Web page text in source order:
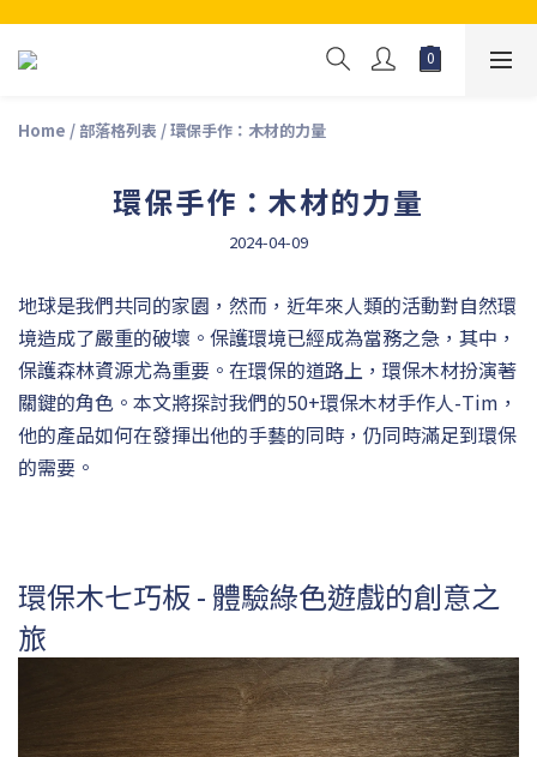
Home / 部落格列表 /環保手作：木材的力量
環保手作：木材的力量
2024-04-09
地球是我們共同的家園，然而，近年來人類的活動對自然環
境造成了嚴重的破壞。保護環境已經成為當務之急，其中，
保護森林資源尤為重要。在環保的道路上，環保木材扮演著
關鍵的角色。本文將探討我們的50+環保木材手作人-Tim，
他的產品如何在發揮出他的手藝的同時，仍同時滿足到環保
的需要。
環保木七巧板 - 體驗綠色遊戲的創意之
旅